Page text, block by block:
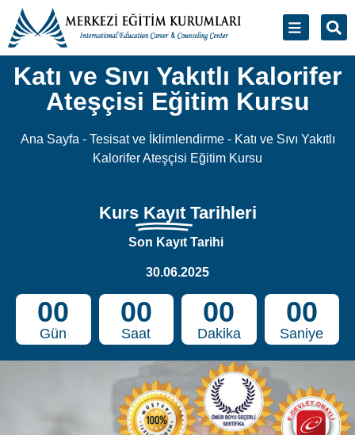
Katı ve Sıvı Yakıtlı Kalorifer
Ateşçisi Eğitim Kursu
Ana Sayfa - Tesisat ve İklimlendirme- Katı ve Sıvı Yakıtlı
Kalorifer Ateşçisi Eğitim Kursu
Kurs Kayıt Tarihleri
Son Kayıt Tarihi
30.06.2025
00
Gün
00
Saat
00
Dakika
00
Saniye